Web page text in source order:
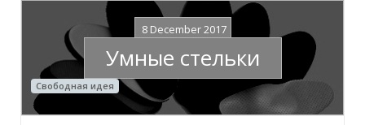
8 December 2017
Умные стельки
Свободная идея